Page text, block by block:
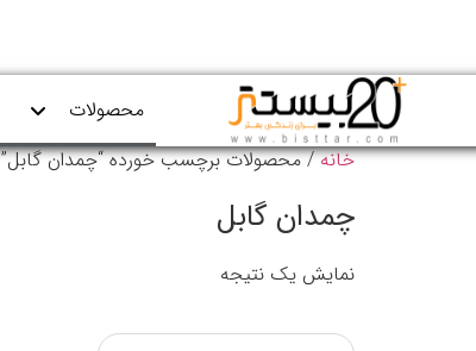
محصولات
خانه/ محصولات برچسب خورده “چمدان گابل”
چمدان گابل
نمایش یک نتیجه